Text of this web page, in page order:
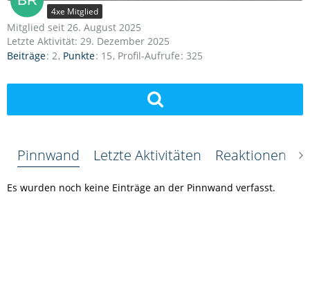
4xe Mitglied
Mitglied seit 26. August 2025
Letzte Aktivität: 29. Dezember 2025
Beiträge 2 Punkte 15 Profil-Aufrufe 325
Pinnwand Letzte Aktivitäten Reaktionen
Es wurden noch keine Einträge an der Pinnwand verfasst.